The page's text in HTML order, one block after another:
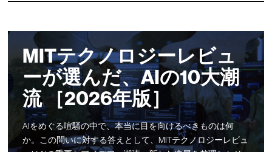
MITテクノロジーレビュ
ーが選んだ、AIの10大潮
流 ［2026年版］
AIをめぐる喧騒の中で、本当に目を向けるべきものは何
か。この問いに対する答えとして、MITテクノロジーレビュ